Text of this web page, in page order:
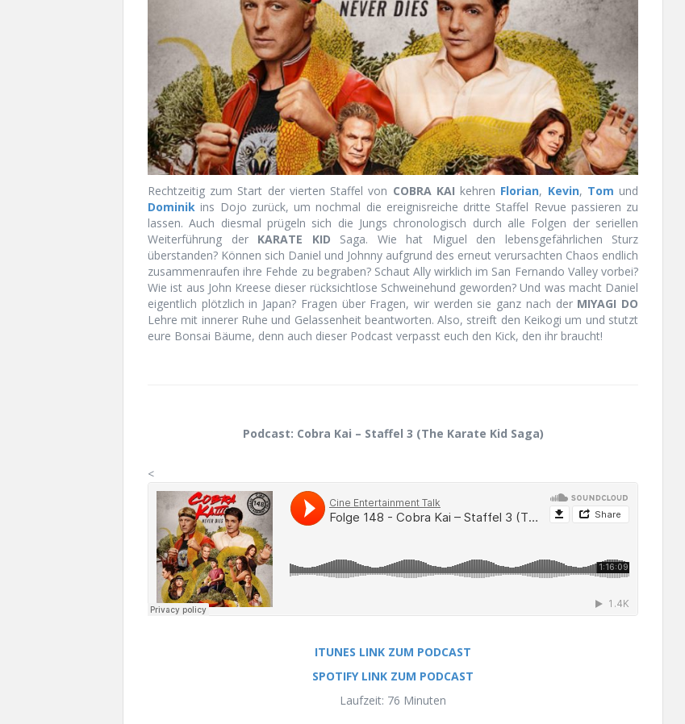
Rechtzeitig zum Start der vierten Staffel von COBRA KAI kehren Florian, Kevin, Tom und
Dominik ins Dojo zurück, um nochmal die ereignisreiche dritte Staffel Revue passieren zu
lassen. Auch diesmal prügeln sich die Jungs chronologisch durch alle Folgen der seriellen
Weiterführung der KARATE KID Saga. Wie hat Miguel den lebensgefährlichen Sturz
überstanden? Können sich Daniel und Johnny aufgrund des erneut verursachten Chaos endlich
zusammenraufen ihre Fehde zu begraben? Schaut Ally wirklich im San Fernando Valley vorbei?
Wie ist aus John Kreese dieser rücksichtlose Schweinehund geworden? Und was macht Daniel
eigentlich plötzlich in Japan? Fragen über Fragen, wir werden sie ganz nach der MIYAGI DO
Lehre mit innerer Ruhe und Gelassenheit beantworten. Also, streift den Keikogi um und stutzt
eure Bonsai Bäume, denn auch dieser Podcast verpasst euch den Kick, den ihr braucht!
Podcast: Cobra Kai – Staffel 3 (The Karate Kid Saga)
<
ITUNES LINK ZUM PODCAST
SPOTIFY LINK ZUM PODCAST
Laufzeit: 76 Minuten